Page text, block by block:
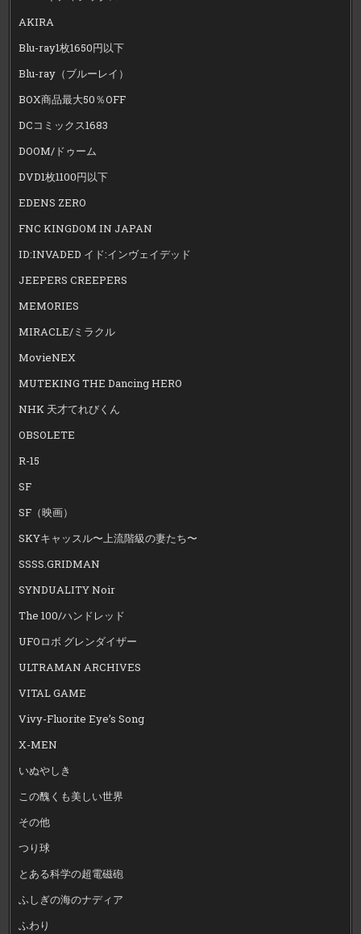
AKIRA
Blu-ray1枚1650円以下
Blu-ray（ブルーレイ）
BOX商品最大50％OFF
DCコミックス1683
DOOM/ドゥーム
DVD1枚1100円以下
EDENS ZERO
FNC KINGDOM IN JAPAN
ID:INVADED イド:インヴェイデッド
JEEPERS CREEPERS
MEMORIES
MIRACLE/ミラクル
MovieNEX
MUTEKING THE Dancing HERO
NHK 天才てれびくん
OBSOLETE
R-15
SF
SF（映画）
SKYキャッスル〜上流階級の妻たち〜
SSSS.GRIDMAN
SYNDUALITY Noir
The 100/ハンドレッド
UFOロボ グレンダイザー
ULTRAMAN ARCHIVES
VITAL GAME
Vivy-Fluorite Eye’s Song
X-MEN
いぬやしき
この醜くも美しい世界
その他
つり球
とある科学の超電磁砲
ふしぎの海のナディア
ふわり